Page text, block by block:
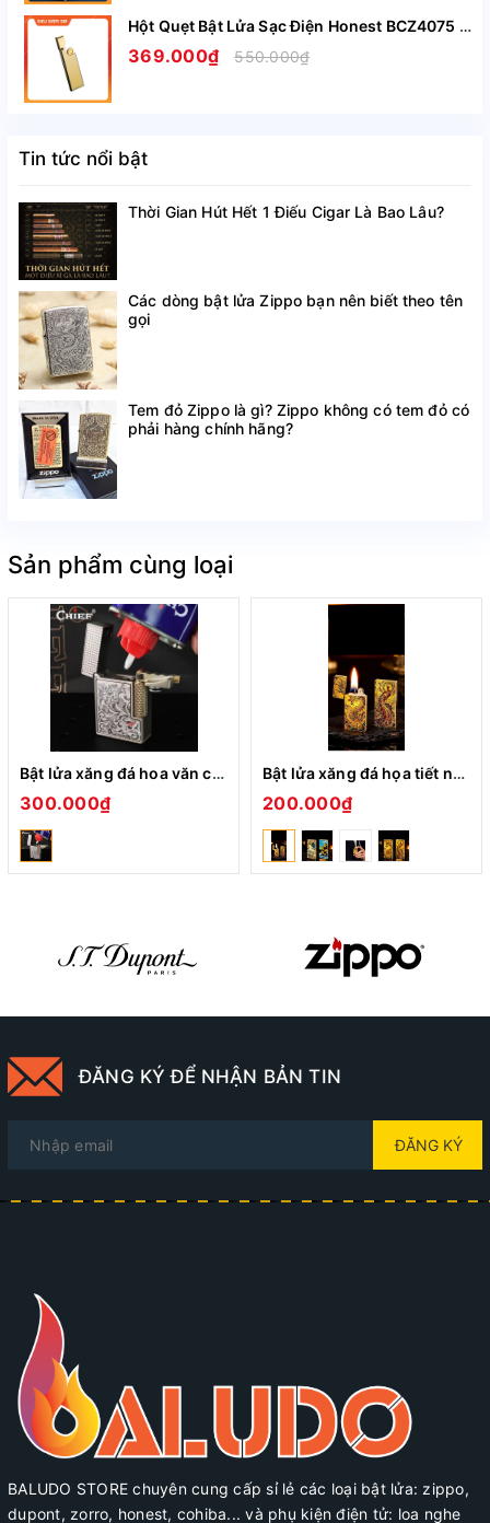
Hột Quẹt Bật Lửa Sạc Điện Honest BCZ4075 Siêu Mỏng Sạc Nhanh Chỉ Trong 5 Phút - Nhiều Màu
369.000₫ 550.000₫
Tin tức nổi bật
Thời Gian Hút Hết 1 Điếu Cigar Là Bao Lâu?
Các dòng bật lửa Zippo bạn nên biết theo tên
gọi
Tem đỏ Zippo là gì? Zippo không có tem đỏ có
phải hàng chính hãng?
Sản phẩm cùng loại
Bật lửa xăng đá hoa văn các chủ đề CHIEF CF-328
300.000₫
Bật lửa xăng đá họa tiết nhiều hình XD-001
200.000₫
ĐĂNG KÝ ĐỂ NHẬN BẢN TIN
ĐĂNG KÝ
BALUDO STORE chuyên cung cấp sỉ lẻ các loại bật lửa: zippo,
dupont, zorro, honest, cohiba... và phụ kiện điện tử: loa nghe